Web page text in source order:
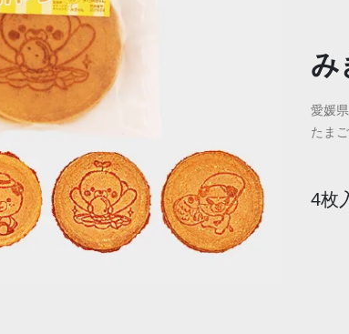
み
愛媛
たま
4枚